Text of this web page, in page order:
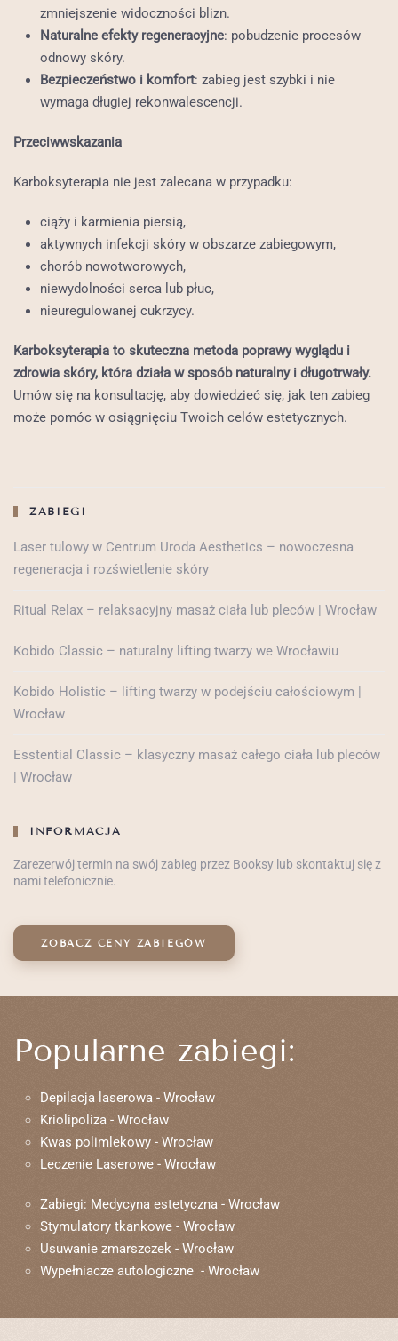
zmniejszenie widoczności blizn.
Naturalne efekty regeneracyjne: pobudzenie procesów
odnowy skóry.
Bezpieczeństwo i komfort: zabieg jest szybki i nie
wymaga długiej rekonwalescencji.
Przeciwwskazania
Karboksyterapia nie jest zalecana w przypadku:
ciąży i karmienia piersią,
aktywnych infekcji skóry w obszarze zabiegowym,
chorób nowotworowych,
niewydolności serca lub płuc,
nieuregulowanej cukrzycy.
Karboksyterapia to skuteczna metoda poprawy wyglądu i
zdrowia skóry, która działa w sposób naturalny i długotrwały.
Umów się na konsultację, aby dowiedzieć się, jak ten zabieg
może pomóc w osiągnięciu Twoich celów estetycznych.
ZABIEGI
Laser tulowy w Centrum Uroda Aesthetics – nowoczesna
regeneracja i rozświetlenie skóry
Ritual Relax – relaksacyjny masaż ciała lub pleców | Wrocław
Kobido Classic – naturalny lifting twarzy we Wrocławiu
Kobido Holistic – lifting twarzy w podejściu całościowym |
Wrocław
Esstential Classic – klasyczny masaż całego ciała lub pleców
| Wrocław
INFORMACJA
Zarezerwój termin na swój zabieg przez Booksy lub skontaktuj się z
nami telefonicznie.
ZOBACZ CENY ZABIEGÓW
Popularne zabiegi:
Depilacja laserowa - Wrocław
Kriolipoliza - Wrocław
Kwas polimlekowy - Wrocław
Leczenie Laserowe - Wrocław
Zabiegi: Medycyna estetyczna - Wrocław
Stymulatory tkankowe - Wrocław
Usuwanie zmarszczek - Wrocław
Wypełniacze autologiczne - Wrocław